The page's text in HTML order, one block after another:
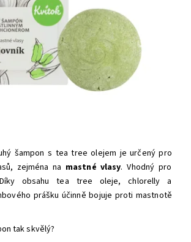
šampon s tea tree olejem je určený pro
zejména na mastné vlasy. Vhodný pro
obsahu tea tree oleje, chlorelly a
prášku účinně bojuje proti mastnotě
tak skvělý?